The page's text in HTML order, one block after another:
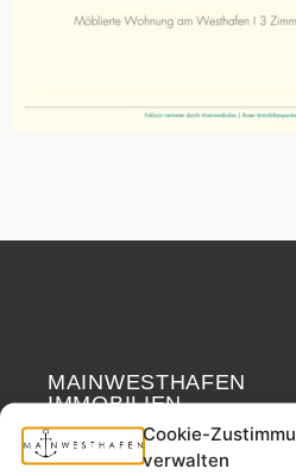
Cookie-
verwalten
MAINWESTHAFEN
IMMOBILIEN
Ihr Immobilienpartner